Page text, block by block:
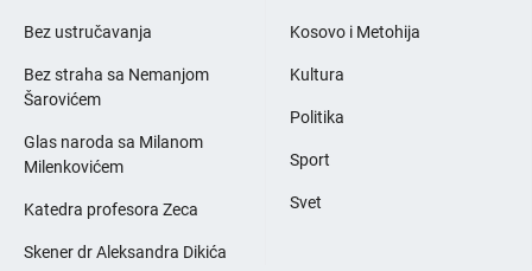
Bez ustručavanja
Bez straha sa Nemanjom
Šarovićem
Glas naroda sa Milanom
Milenkovićem
Katedra profesora Zeca
Skener dr Aleksandra Dikića
Kosovo i Metohija
Kultura
Politika
Sport
Svet